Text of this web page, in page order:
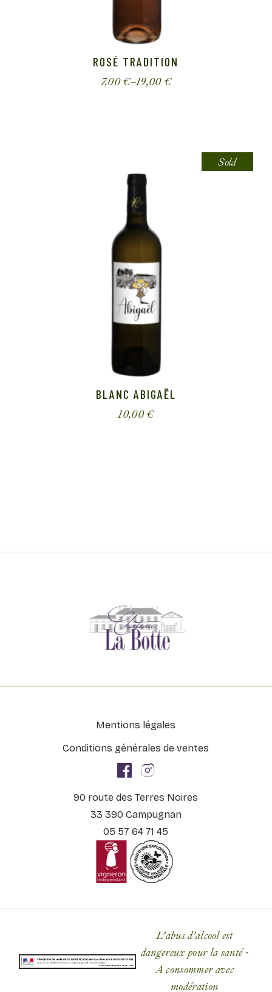
ROSÉ TRADITION
7,00€–19,00 €
Sold
BLANC ABIGAËL
10,00€
Mentions légales
Conditions générales de ventes
90 route des Terres Noires
33 390 Campugnan
05 57 64 71 45
L’abus d’alcool est
dangereux pour la santé -
A consommer avec
modération